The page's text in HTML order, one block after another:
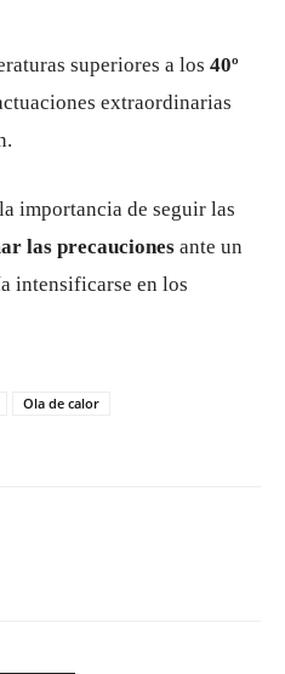
superiores a los 40º
extraordinarias
importancia de seguir las
las precauciones ante un
intensificarse en los
Ola de calor